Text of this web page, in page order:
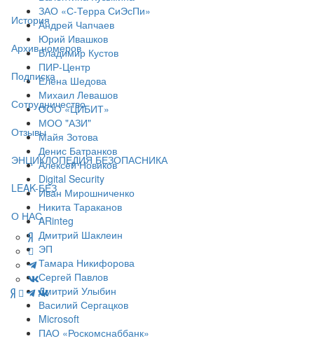
История
Архив номеров
Подписка
Сотрудничество
Отзывы
ЭНЦИКЛОПЕДИЯ БЕЗОПАСНИКА
LEAK-БЕЗ
О НАС
ЗАО «С-Терра СиЭсПи»
Андрей Чапчаев
Юрий Ивашков
Владимир Кустов
ПИР-Центр
Елена Шедова
Михаил Левашов
ООО «ЦИБИТ»
МОО "АЗИ"
Майя Зотова
Денис Батранков
Алексей Новиков
Digital Security
Иван Мирошниченко
Никита Тараканов
ARinteg
Дмитрий Шаклеин
ЭП
Тамара Никифорова
Сергей Павлов
Дмитрий Улыбин
Василий Сергацков
Microsoft
ПАО «Роскомснаббанк»